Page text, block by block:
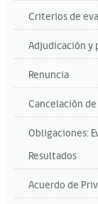
Criterios de
Adjudicación y
Renuncia
Cancelación
Obligaciones:
Resultados
Acuerdo de